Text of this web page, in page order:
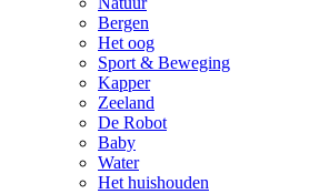
Bergen
Het oog
Sport & Beweging
Kapper
Zeeland
De Robot
Baby
Water
Het huishouden